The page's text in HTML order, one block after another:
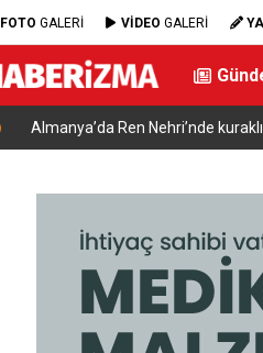
FOTO GALERİ VİDEO GALERİ
Almanya’da Ren Nehri’nde